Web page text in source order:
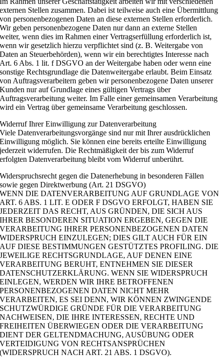
externen Stellen zusammen. Dabei ist teilweise auch eine Übermittlung
von personenbezogenen Daten an diese externen Stellen erforderlich.
Wir geben personenbezogene Daten nur dann an externe Stellen
weiter, wenn dies im Rahmen einer Vertragserfüllung erforderlich ist,
wenn wir gesetzlich hierzu verpflichtet sind (z. B. Weitergabe von
Daten an Steuerbehörden), wenn wir ein berechtigtes Interesse nach
Art. 6 Abs. 1 lit. f DSGVO an der Weitergabe haben oder wenn eine
sonstige Rechtsgrundlage die Datenweitergabe erlaubt. Beim Einsatz
von Auftragsverarbeitern geben wir personenbezogene Daten unserer
Kunden nur auf Grundlage eines gültigen Vertrags über
Auftragsverarbeitung weiter. Im Falle einer gemeinsamen Verarbeitung
wird ein Vertrag über gemeinsame Verarbeitung geschlossen.
Widerruf Ihrer Einwilligung zur Datenverarbeitung
Viele Datenverarbeitungsvorgänge sind nur mit Ihrer ausdrücklichen
Einwilligung möglich. Sie können eine bereits erteilte Einwilligung
jederzeit widerrufen. Die Rechtmäßigkeit der bis zum Widerruf
erfolgten Datenverarbeitung bleibt vom Widerruf unberührt.
Widerspruchsrecht gegen die Datenerhebung in besonderen Fällen
sowie gegen Direktwerbung (Art. 21 DSGVO)
WENN DIE DATENVERARBEITUNG AUF GRUNDLAGE VON
ART. 6 ABS. 1 LIT. E ODER F DSGVO ERFOLGT, HABEN SIE
JEDERZEIT DAS RECHT, AUS GRÜNDEN, DIE SICH AUS
IHRER BESONDEREN SITUATION ERGEBEN, GEGEN DIE
VERARBEITUNG IHRER PERSONENBEZOGENEN DATEN
WIDERSPRUCH EINZULEGEN; DIES GILT AUCH FÜR EIN
AUF DIESE BESTIMMUNGEN GESTÜTZTES PROFILING. DIE
JEWEILIGE RECHTSGRUNDLAGE, AUF DENEN EINE
VERARBEITUNG BERUHT, ENTNEHMEN SIE DIESER
DATENSCHUTZERKLÄRUNG. WENN SIE WIDERSPRUCH
EINLEGEN, WERDEN WIR IHRE BETROFFENEN
PERSONENBEZOGENEN DATEN NICHT MEHR
VERARBEITEN, ES SEI DENN, WIR KÖNNEN ZWINGENDE
SCHUTZWÜRDIGE GRÜNDE FÜR DIE VERARBEITUNG
NACHWEISEN, DIE IHRE INTERESSEN, RECHTE UND
FREIHEITEN ÜBERWIEGEN ODER DIE VERARBEITUNG
DIENT DER GELTENDMACHUNG, AUSÜBUNG ODER
VERTEIDIGUNG VON RECHTSANSPRÜCHEN
(WIDERSPRUCH NACH ART. 21 ABS. 1 DSGVO).